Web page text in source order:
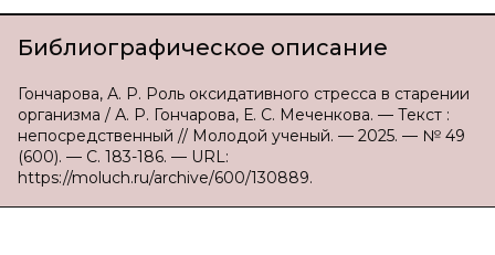
Библиографическое описание
Гончарова, А. Р. Роль оксидативного стресса в старении
организма / А. Р. Гончарова, Е. С. Меченкова. — Текст :
непосредственный // Молодой ученый. — 2025. — № 49
(600). — С. 183-186. — URL:
https://moluch.ru/archive/600/130889.